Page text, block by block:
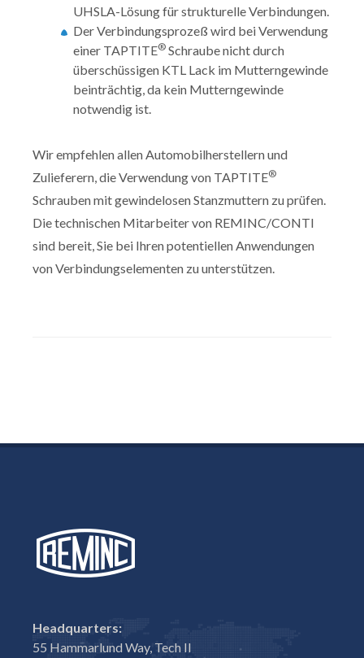
UHSLA-Lösung für strukturelle Verbindungen.
Der Verbindungsprozeß wird bei Verwendung
einer TAPTITE® Schraube nicht durch
überschüssigen KTL Lack im Mutterngewinde
beinträchtig, da kein Mutterngewinde
notwendig ist.
Wir empfehlen allen Automobilherstellern und
Zulieferern, die Verwendung von TAPTITE®
Schrauben mit gewindelosen Stanzmuttern zu prüfen.
Die technischen Mitarbeiter von REMINC/CONTI
sind bereit, Sie bei Ihren potentiellen Anwendungen
von Verbindungselementen zu unterstützen.
Headquarters:
55 Hammarlund Way, Tech II